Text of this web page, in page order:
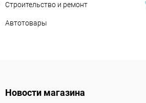
Строительство и ремонт
Автотовары
Новости магазина